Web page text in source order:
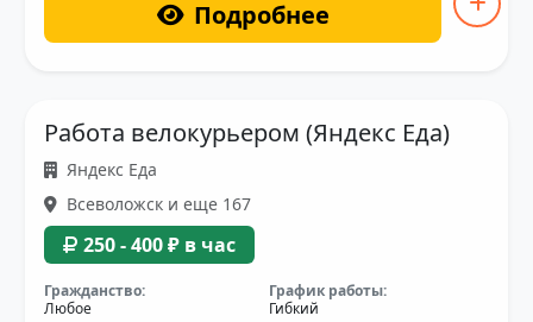
Подробнее
Работа велокурьером (Яндекс Еда)
Яндекс Еда
Всеволожск и еще 167
250 - 400 ₽ в час
Гражданство:
Любое
График работы:
Гибкий